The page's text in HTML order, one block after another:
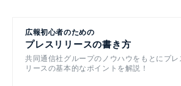
広報初心者のための
プレスリリースの書き方
共同通信社グループのノウハウをもとにプレ
リースの基本的なポイントを解説！